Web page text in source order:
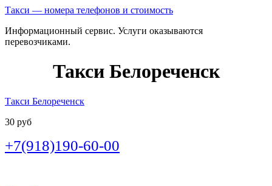
Такси — номера телефонов и стоимость
Информационный сервис. Услуги оказываются
перевозчиками.
Такси Белореченск
Такси Белореченск
30 руб
+7(918)190-60-00